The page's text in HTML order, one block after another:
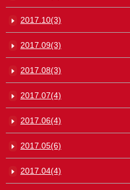
2017.10(3)
2017.09(3)
2017.08(3)
2017.07(4)
2017.06(4)
2017.05(6)
2017.04(4)